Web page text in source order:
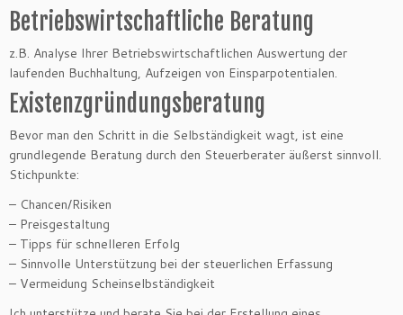
Betriebswirtschaftliche Beratung
z.B. Analyse Ihrer Betriebswirtschaftlichen Auswertung der
laufenden Buchhaltung, Aufzeigen von Einsparpotentialen.
Existenzgründungsberatung
Bevor man den Schritt in die Selbständigkeit wagt, ist eine
grundlegende Beratung durch den Steuerberater äußerst sinnvoll.
Stichpunkte:
– Chancen/Risiken
– Preisgestaltung
– Tipps für schnelleren Erfolg
– Sinnvolle Unterstützung bei der steuerlichen Erfassung
– Vermeidung Scheinselbständigkeit